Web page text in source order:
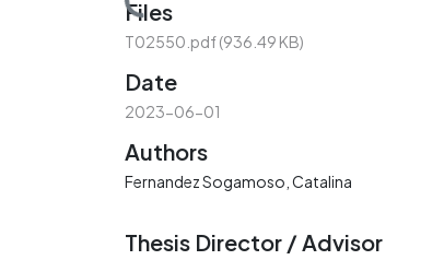
Loading...
Files
T02550.pdf(936.49 KB)
Date
2023-06-01
Authors
Fernandez Sogamoso, Catalina
Thesis Director / Advisor